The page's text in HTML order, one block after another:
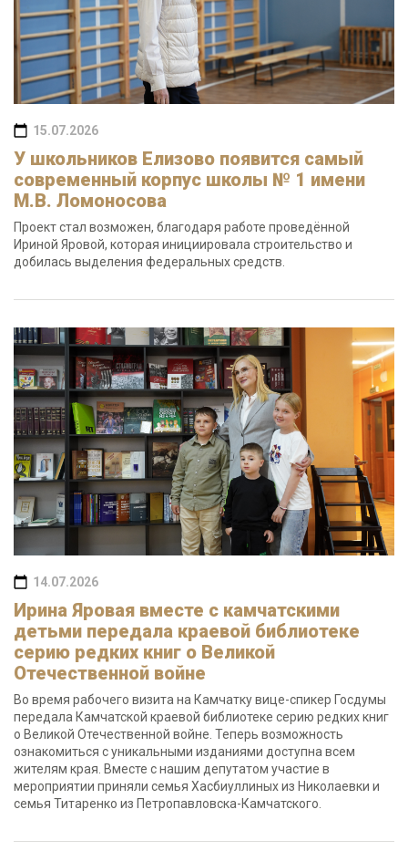
15.07.2026
У школьников Елизово появится самый
современный корпус школы № 1 имени
М.В. Ломоносова
Проект стал возможен, благодаря работе проведённой
Ириной Яровой, которая инициировала строительство и
добилась выделения федеральных средств.
14.07.2026
Ирина Яровая вместе с камчатскими
детьми передала краевой библиотеке
серию редких книг о Великой
Отечественной войне
Во время рабочего визита на Камчатку вице-спикер Госдумы
передала Камчатской краевой библиотеке серию редких книг
о Великой Отечественной войне. Теперь возможность
ознакомиться с уникальными изданиями доступна всем
жителям края. Вместе с нашим депутатом участие в
мероприятии приняли семья Хасбиуллиных из Николаевки и
семья Титаренко из Петропавловска-Камчатского.